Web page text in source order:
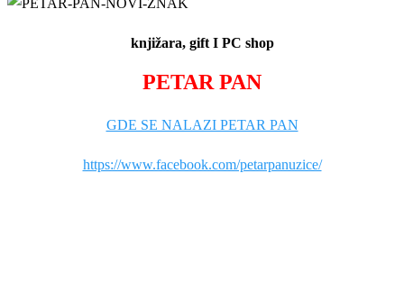
knjižara, gift I PC shop
PETAR PAN
GDE SE NALAZI PETAR PAN
https://www.facebook.com/petarpanuzice/